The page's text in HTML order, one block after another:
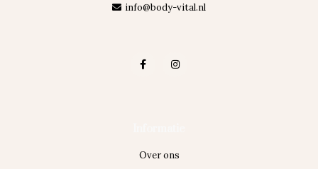
info@body-vital.nl
Over ons